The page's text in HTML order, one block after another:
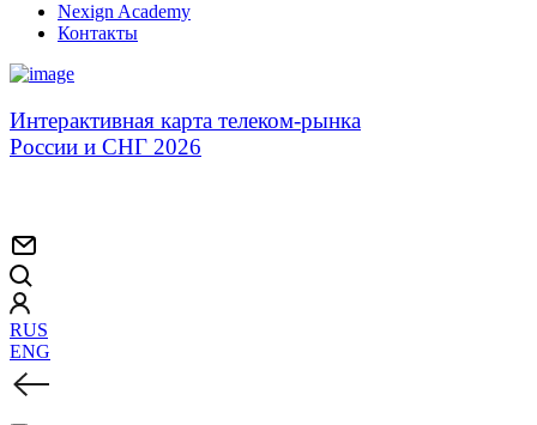
Nexign Academy
Контакты
Интерактивная карта телеком-рынка
России и СНГ 2026
RUS
ENG